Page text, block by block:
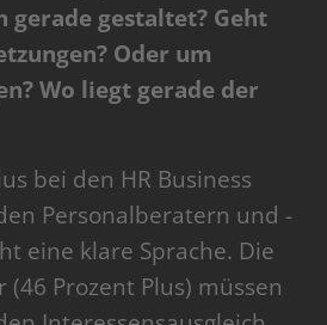
gerade gestaltet? Geht
Oder um
Wo liegt gerade der
bei den HR Business
Personalberatern und -
eine klare Sprache. Die
(46 Prozent Plus) müssen